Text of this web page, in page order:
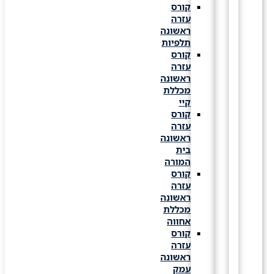
קורס
עזרה
ראשונה
תלפיות
קורס
עזרה
ראשונה
מכללת
קורס
עזרה
ראשונה
המורה
קורס
עזרה
ראשונה
מכללת
אחווה
קורס
עזרה
ראשונה